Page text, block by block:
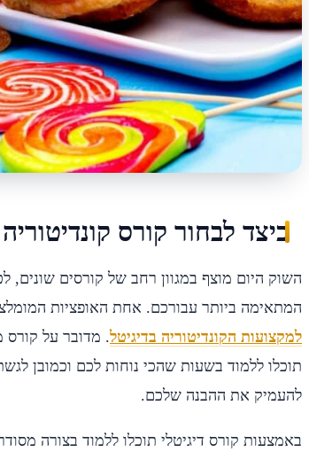
כיצד לבחור קורס
השוק היום מוצף במגוון רחב של קורסים שונים,
המתאימה ביותר עבורכם. אחת האופציות
למקצועות הקונדיטוריה בדיגיטל. מדובר על קורס
תוכלו ללמוד בשעות שהכי נוחות לכם וכמובן
להעמיק את ההבנה שלכם.
באמצעות קורס דיגיטלי תוכלו ללמוד בצורה